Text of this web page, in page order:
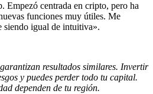
Empezó centrada en cripto, pero ha
funciones muy útiles. Me
siendo igual de intuitiva».
resultados similares. Invertir
y puedes perder todo tu capital.
dependen de tu región.